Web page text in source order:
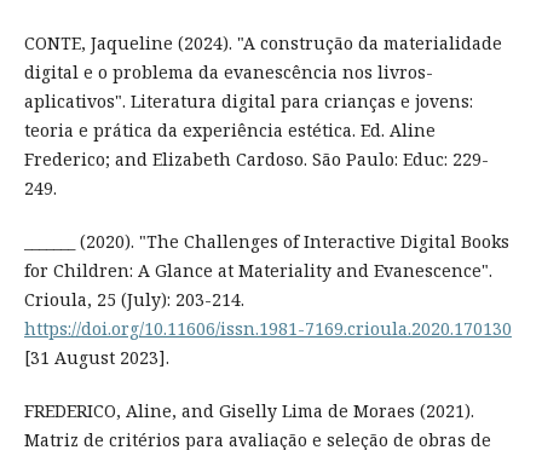
CONTE, Jaqueline (2024). "A construção da materialidade
digital e o problema da evanescência nos livros-
aplicativos". Literatura digital para crianças e jovens:
teoria e prática da experiência estética. Ed. Aline
Frederico; and Elizabeth Cardoso. São Paulo: Educ: 229-
249.
_______ (2020). "The Challenges of Interactive Digital Books
for Children: A Glance at Materiality and Evanescence".
Crioula, 25 (July): 203-214.
https://doi.org/10.11606/issn.1981-7169.crioula.2020.170130
[31 August 2023].
FREDERICO, Aline, and Giselly Lima de Moraes (2021).
Matriz de critérios para avaliação e seleção de obras de